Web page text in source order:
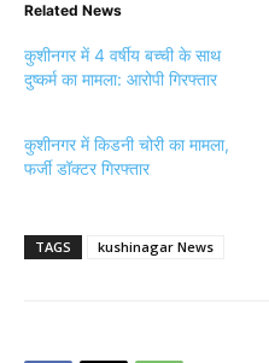
Related News
कुशीनगर में 4 वर्षीय बच्ची के साथ
दुष्कर्म का मामला: आरोपी गिरफ्तार
कुशीनगर में किडनी चोरी का मामला,
फर्जी डॉक्टर गिरफ्तार
TAGS kushinagar News